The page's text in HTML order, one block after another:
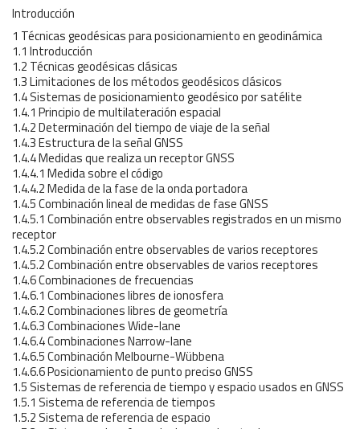
Introducción
1 Técnicas geodésicas para posicionamiento en geodinámica
1.1 Introducción
1.2 Técnicas geodésicas clásicas
1.3 Limitaciones de los métodos geodésicos clásicos
1.4 Sistemas de posicionamiento geodésico por satélite
1.4.1 Principio de multilateración espacial
1.4.2 Determinación del tiempo de viaje de la señal
1.4.3 Estructura de la señal GNSS
1.4.4 Medidas que realiza un receptor GNSS
1.4.4.1 Medida sobre el código
1.4.4.2 Medida de la fase de la onda portadora
1.4.5 Combinación lineal de medidas de fase GNSS
1.4.5.1 Combinación entre observables registrados en un mismo
receptor
1.4.5.2 Combinación entre observables de varios receptores
1.4.5.2 Combinación entre observables de varios receptores
1.4.6 Combinaciones de frecuencias
1.4.6.1 Combinaciones libres de ionosfera
1.4.6.2 Combinaciones libres de geometría
1.4.6.3 Combinaciones Wide-lane
1.4.6.4 Combinaciones Narrow-lane
1.4.6.5 Combinación Melbourne-Wübbena
1.4.6.6 Posicionamiento de punto preciso GNSS
1.5 Sistemas de referencia de tiempo y espacio usados en GNSS
1.5.1 Sistema de referencia de tiempos
1.5.2 Sistema de referencia de espacio